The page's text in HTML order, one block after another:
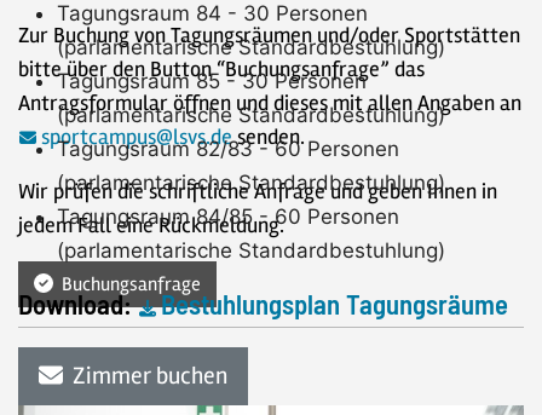
Tagungsraum 84 - 30 Personen
(parlamentarische Standardbestuhlung)
Tagungsraum 85 - 30 Personen
(parlamentarische Standardbestuhlung)
Tagungsraum 82/83 - 60 Personen
(parlamentarische Standardbestuhlung)
Tagungsraum 84/85 - 60 Personen
(parlamentarische Standardbestuhlung)
Download: Bestuhlungsplan Tagungsräume
Zur Buchung von Tagungsräumen und/oder Sportstätten
bitte über den Button “Buchungsanfrage” das
Antragsformular öffnen und dieses mit allen Angaben an
sportcampus@lsvs.desenden.
Wir prüfen die schriftliche Anfrage und geben Ihnen in
jedem Fall eine Rückmeldung.
Buchungsanfrage
Zimmer buchen